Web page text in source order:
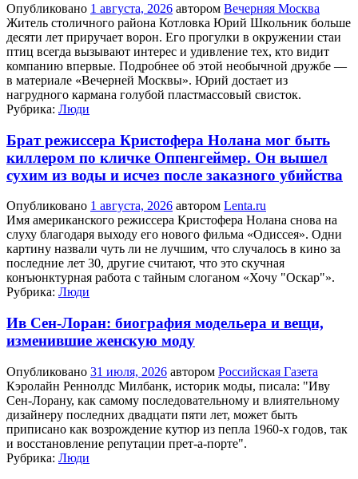
Опубликовано 1 августа, 2026 автором Вечерняя Москва
Житель столичного района Котловка Юрий Школьник больше
десяти лет приручает ворон. Его прогулки в окружении стаи
птиц всегда вызывают интерес и удивление тех, кто видит
компанию впервые. Подробнее об этой необычной дружбе —
в материале «Вечерней Москвы». Юрий достает из
нагрудного кармана голубой пластмассовый свисток.
Рубрика: Люди
Брат режиссера Кристофера Нолана мог быть
киллером по кличке Оппенгеймер. Он вышел
сухим из воды и исчез после заказного убийства
Опубликовано 1 августа, 2026 автором Lenta.ru
Имя американского режиссера Кристофера Нолана снова на
слуху благодаря выходу его нового фильма «Одиссея». Одни
картину назвали чуть ли не лучшим, что случалось в кино за
последние лет 30, другие считают, что это скучная
конъюнктурная работа с тайным слоганом «Хочу "Оскар"».
Рубрика: Люди
Ив Сен-Лоран: биография модельера и вещи,
изменившие женскую моду
Опубликовано 31 июля, 2026 автором Российская Газета
Кэролайн Реннолдс Милбанк, историк моды, писала: "Иву
Сен-Лорану, как самому последовательному и влиятельному
дизайнеру последних двадцати пяти лет, может быть
приписано как возрождение кутюр из пепла 1960-х годов, так
и восстановление репутации прет-а-порте".
Рубрика: Люди